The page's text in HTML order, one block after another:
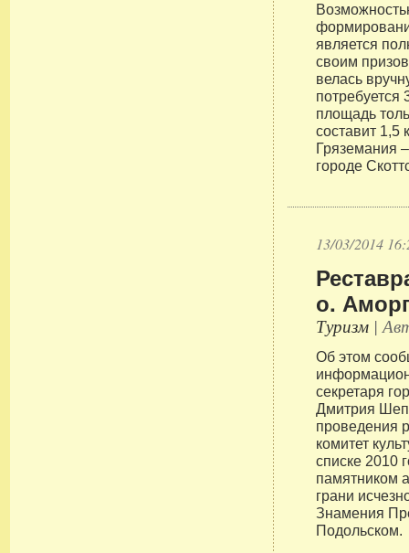
является
своим
велась
площадь
составит 1,5
Гряземания
городе
13/03/2014
о.
Туризм |
Об этом
секретаря
Дмитрия
проведения
комитет
списке 2010
памятником
грани
Знамения
Подольском.